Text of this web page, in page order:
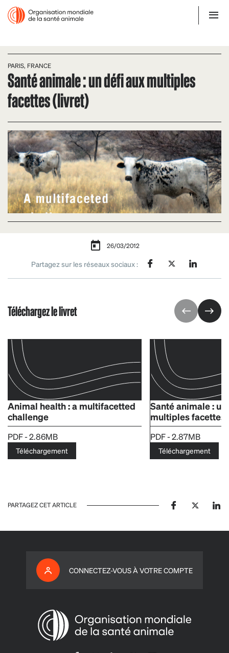
PARIS, FRANCE
Santé animale : un défi aux multiples
facettes (livret)
26/03/2012
Partagez sur les réseaux sociaux :
Téléchargez le livret
Animal health : a multifacetted
challenge
PDF - 2.86MB
Téléchargement
Santé animale :
multiples facettes
PDF - 2.87MB
Téléchargement
PARTAGEZ CET ARTICLE
CONNECTEZ-VOUS À VOTRE COMPTE